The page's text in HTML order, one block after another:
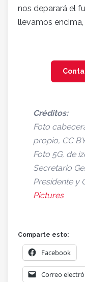
nos deparará el
llevamos
Créditos:
Foto
propio, CC
Foto 5G, de
Secretario
Presidente y
Pictures
Comparte esto:
Facebook
Correo